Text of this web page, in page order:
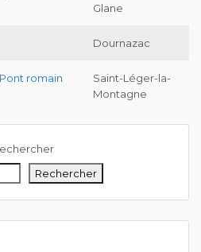
Glane
Dournazac
romain
Saint-Léger-la-
Montagne
Rechercher